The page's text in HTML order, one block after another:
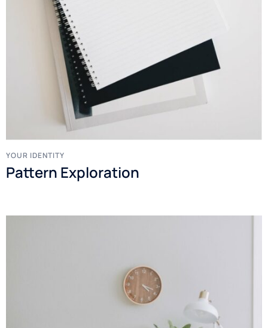
YOUR IDENTITY
Pattern Exploration